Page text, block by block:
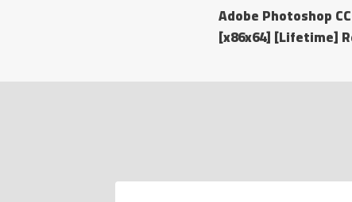
Adobe Photoshop
[x86x64] [Lifetime]